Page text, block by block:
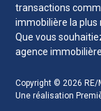
transactions
immobilière la plus
Que vous
agence
Copyright © 2026
Une réalisation